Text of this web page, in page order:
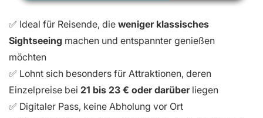
✅ Ideal für Reisende, die weniger klassisches
Sightseeing machen und entspannter genießen
möchten
✅ Lohnt sich besonders für Attraktionen, deren
Einzelpreise bei 21 bis 23 € oder darüberliegen
✅ Digitaler Pass, keine Abholung vor Ort